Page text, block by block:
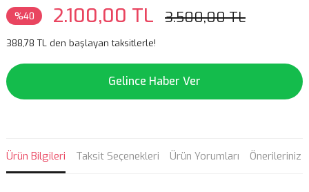
%40 2.100,00 TL 3.500,00 TL
388,78 TL den başlayan taksitlerle!
Gelince Haber Ver
Ürün Bilgileri Taksit Seçenekleri Ürün Yorumları Önerileriniz